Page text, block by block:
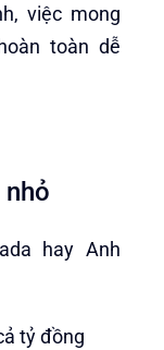
việc mong
toàn dễ
hay Anh
tỷ đồng